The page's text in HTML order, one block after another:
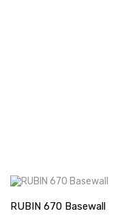
RUBIN 670 Basewall